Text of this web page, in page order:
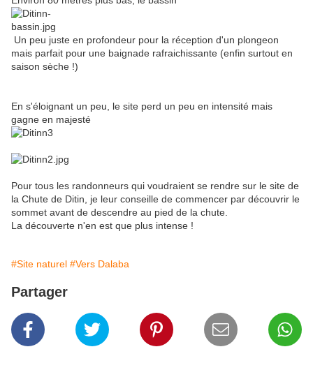
Un peu juste en profondeur pour la réception d'un plongeon
mais parfait pour une baignade rafraichissante (enfin surtout en
saison sèche !)
En s'éloignant un peu, le site perd un peu en intensité mais
gagne en majesté
Pour tous les randonneurs qui voudraient se rendre sur le site de
la Chute de Ditin, je leur conseille de commencer par découvrir le
sommet avant de descendre au pied de la chute.
La découverte n'en est que plus intense !
#Site naturel #Vers Dalaba
Partager